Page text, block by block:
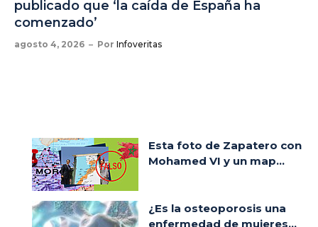
publicado que ‘la caída de España ha
comenzado’
agosto 4, 2026 Por Infoveritas
Esta foto de Zapatero con
Mohamed VI y un map...
¿Es la osteoporosis una
enfermedad de mujeres...